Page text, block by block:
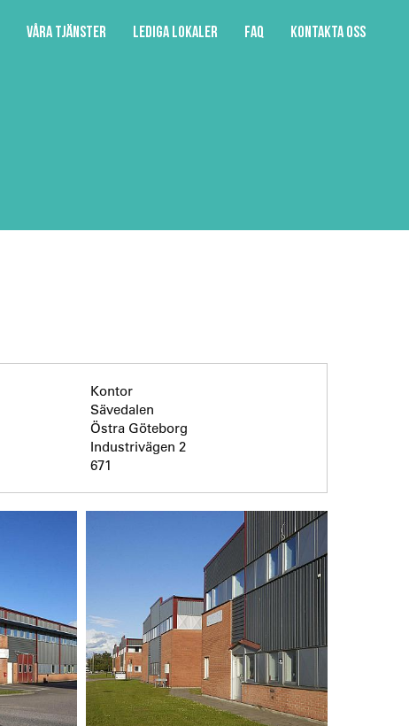
Våra tjänster Lediga lokaler FAQ Kontakta oss
Kontor
Sävedalen
Östra Göteborg
Industrivägen 2
671